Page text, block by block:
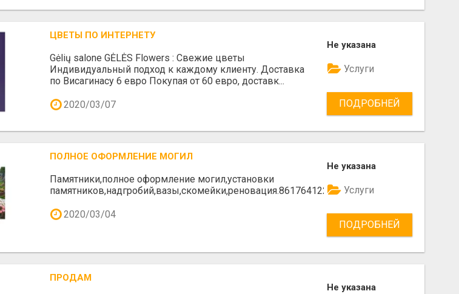
ЦВЕТЫ ПО ИНТЕРНЕТУ
Gėlių salone GĖLĖS Flowers : Свежие цветы
Индивидуальный подход к каждому клиенту. Доставка
по Висагинасу 6 евро Покупая от 60 евро, доставк...
2020/03/07
Не указана
Услуги
ПОДРОБНЕЙ
ПОЛНОЕ ОФОРМЛЕНИЕ МОГИЛ
Памятники,полное оформление могил,установки
памятников,надгробий,вазы,скомейки,реновация.861764122
2020/03/04
Не указана
Услуги
ПОДРОБНЕЙ
ПРОДАМ
Не указана